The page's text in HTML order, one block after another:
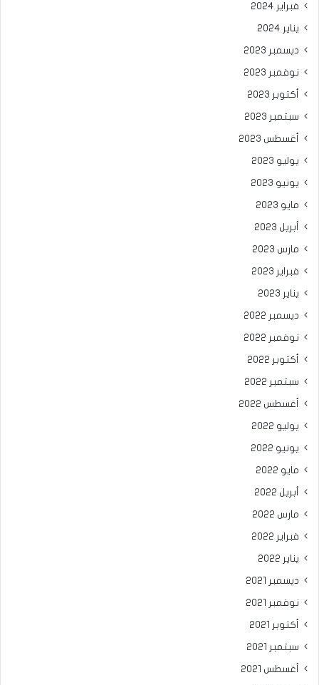
فبراير 2024
يناير 2024
ديسمبر 2023
نوفمبر 2023
أكتوبر 2023
سبتمبر 2023
أغسطس 2023
يوليو 2023
يونيو 2023
مايو 2023
أبريل 2023
مارس 2023
فبراير 2023
يناير 2023
ديسمبر 2022
نوفمبر 2022
أكتوبر 2022
سبتمبر 2022
أغسطس 2022
يوليو 2022
يونيو 2022
مايو 2022
أبريل 2022
مارس 2022
فبراير 2022
يناير 2022
ديسمبر 2021
نوفمبر 2021
أكتوبر 2021
سبتمبر 2021
أغسطس 2021